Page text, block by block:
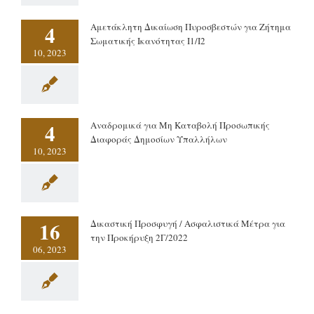
4
10, 2023
Αμετάκλητη Δικαίωση Πυροσβεστών για Ζήτημα
Σωματικής Ικανότητας Ι1/Ι2
4
10, 2023
Αναδρομικά για Μη Καταβολή Προσωπικής
Διαφοράς Δημοσίων Υπαλλήλων
16
06, 2023
Δικαστική Προσφυγή / Ασφαλιστικά Μέτρα για
την Προκήρυξη 2Γ/2022